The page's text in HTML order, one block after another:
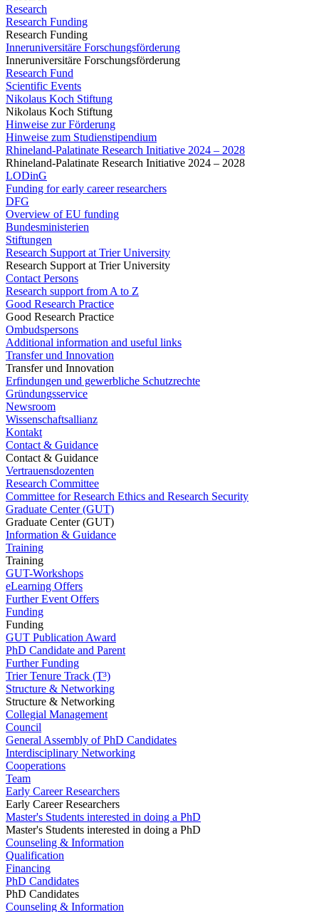
Research
Research Funding
Research Funding
Inneruniversitäre Forschungsförderung
Inneruniversitäre Forschungsförderung
Research Fund
Scientific Events
Nikolaus Koch Stiftung
Nikolaus Koch Stiftung
Hinweise zur Förderung
Hinweise zum Studienstipendium
Rhineland-Palatinate Research Initiative 2024 – 2028
Rhineland-Palatinate Research Initiative 2024 – 2028
LODinG
Funding for early career researchers
DFG
Overview of EU funding
Bundesministerien
Stiftungen
Research Support at Trier University
Research Support at Trier University
Contact Persons
Research support from A to Z
Good Research Practice
Good Research Practice
Ombudspersons
Additional information and useful links
Transfer und Innovation
Transfer und Innovation
Erfindungen und gewerbliche Schutzrechte
Gründungsservice
Newsroom
Wissenschaftsallianz
Kontakt
Contact & Guidance
Contact & Guidance
Vertrauensdozenten
Research Committee
Committee for Research Ethics and Research Security
Graduate Center (GUT)
Graduate Center (GUT)
Information & Guidance
Training
Training
GUT-Workshops
eLearning Offers
Further Event Offers
Funding
Funding
GUT Publication Award
PhD Candidate and Parent
Further Funding
Trier Tenure Track (T³)
Structure & Networking
Structure & Networking
Collegial Management
Council
General Assembly of PhD Candidates
Interdisciplinary Networking
Cooperations
Team
Early Career Researchers
Early Career Researchers
Master's Students interested in doing a PhD
Master's Students interested in doing a PhD
Counseling & Information
Qualification
Financing
PhD Candidates
PhD Candidates
Counseling & Information